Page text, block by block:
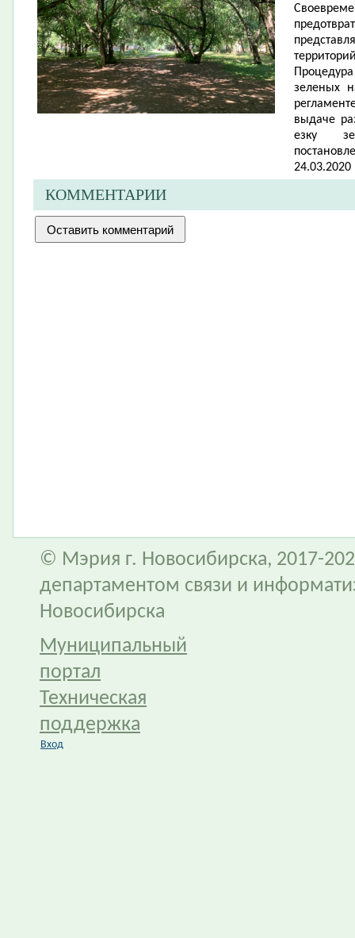
зеленых
выдаче
езку
КОММЕНТАРИИ
© Мэрия г. Новосибирска, 2017-
департаментом связи и
Новосибирска
Муниципальный
портал
Техническая
поддержка
Вход